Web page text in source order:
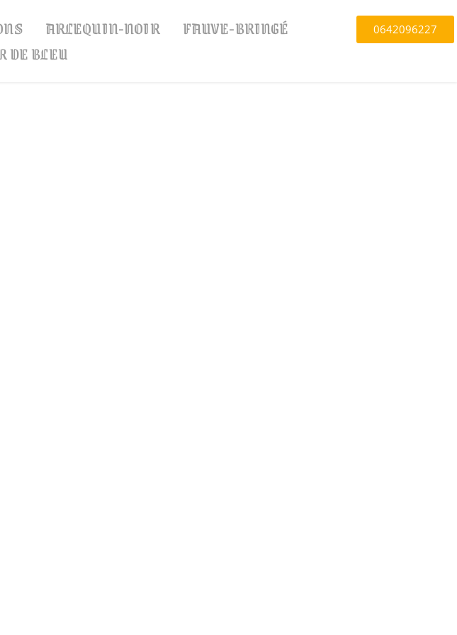
ARLEQUIN-NOIR
FAUVE-BRINGÉ
DE BLEU
0642096227